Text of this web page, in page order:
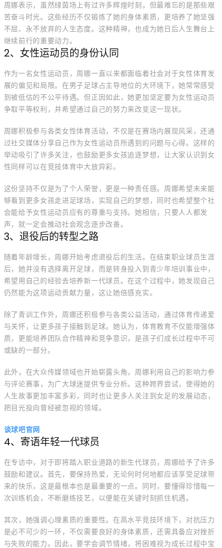
周娜表示，虽然绿茵场上有过许多辉煌时刻，但最难忘的是那些艰
苦奋斗时光。这些经历不仅锻炼了她的身体素质，更培养了她坚强
不屈、永不放弃的人生态度。这种精神，也成为她日后人生舞台上
继续前行的重要动力。
2、女性运动员的身份认同
作为一名女性运动员，周娜一直以来都面临着社会对于女性体育发
展的偏见和局限。在男子足球占主导地位的大环境下，她常常感受
到被低估的不公平待遇。但正因如此，她更加坚定要为女性运动员
争取平等权利，并希望通过自己的努力来改变这一现状。
周娜积极参与各类女性体育活动，不仅是在赛场内展现风采，还通
过社交媒体分享自己作为女性运动员所遇到的问题与心得。这样的
举动吸引了许多关注，也鼓励更多女孩追逐梦想，让大家认识到女
性同样可以在竞技体育中大放异彩。
这份坚持不仅是为了个人荣誉，更是一种责任感。周娜希望未来能
够看到更多女孩走进足球场，实现自己的梦想，同时也希望整个社
会能给予女性运动员应有的尊重与支持。她相信，只要人人都发
声，就一定会推动社会观念逐步改善。
3、退役后的转型之路
随着年龄增长，周娜开始考虑退役后的生活。在结束职业球员生涯
后，她并没有选择离开足球，而是转身投入到青少年培训事业中，
希望用自己的经验去培养新一代球员。在这个过程中，她发现自己
仍然能为这项运动贡献力量，这让她倍感充实。
除了青训工作外，周娜还积极参与各类公益活动，通过体育传递爱
与关怀，让更多孩子接触到足球。她认为，体育教育不仅能增强体
质，更能培养团队合作精神和竞争意识，是孩子们成长过程中不可
或缺的一部分。
此外，在大众传媒领域也开始崭露头角，周娜利用自己的影响力参
与评论赛事，为广大球迷提供专业分析。这种跨界尝试，使得她的
人生故事更加丰富多彩，同时也让更多人关注到女足的发展动态，
把目光投向曾经被忽视的领域。
谈球吧官网
4、寄语年轻一代球员
在专访中，对于即将踏入职业道路的新生代球员，周娜给予了许多
鼓励和建议。首先，要保持热爱，无论何时何地都应该享受足球带
来的快乐，这是最根本也是最重要的一点。同时，要懂得珍惜每一
次训练机会，不断磨练技艺，以便能在关键时刻抓住机遇。
其次，她强调心理素质的重要性。在高水平竞技环境下，对抗压力
是必不可少的一环，不仅需要良好的身体素质，还需具备应对挫折
与失败的能力。因此，要学会调节情绪，将困难视为成长过程中宝